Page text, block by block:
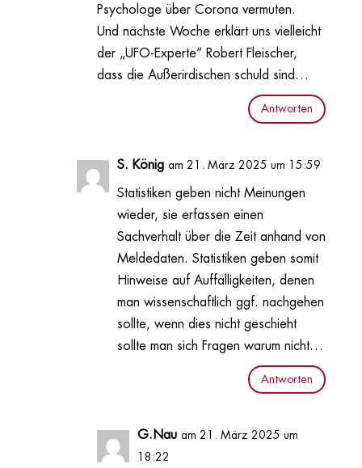
Psychologe über Corona vermuten.
Und nächste Woche erklärt uns vielleicht
der „UFO-Experte“ Robert Fleischer,
dass die Außerirdischen schuld sind…
Antworten
S. König am 21. März 2025 um 15:59
Statistiken geben nicht Meinungen
wieder, sie erfassen einen
Sachverhalt über die Zeit anhand von
Meldedaten. Statistiken geben somit
Hinweise auf Auffälligkeiten, denen
man wissenschaftlich ggf. nachgehen
sollte, wenn dies nicht geschieht
sollte man sich Fragen warum nicht…
Antworten
G.Nau am 21. März 2025 um
18:22